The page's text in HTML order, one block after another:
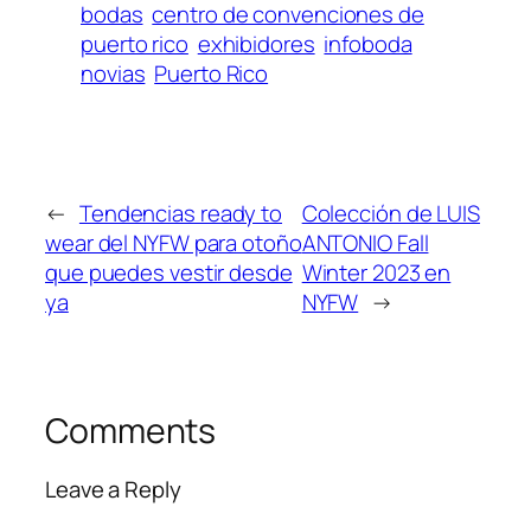
bodas centro de convenciones de
puerto rico exhibidores infoboda
novias Puerto Rico
← Tendencias ready to
wear del NYFW para otoño
que puedes vestir desde
ya
Colección de LUIS
ANTONIO Fall
Winter 2023 en
NYFW →
Comments
Leave a Reply